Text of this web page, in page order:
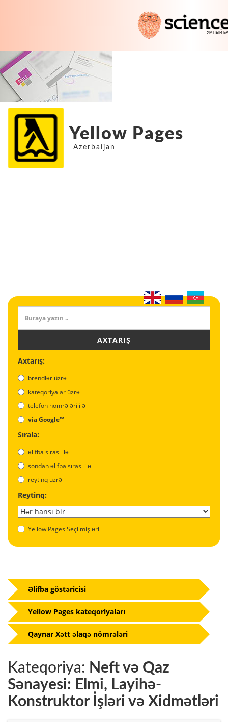
Yellow Pages
Azerbaijan
AXTARIŞ
Axtarış:
brendlər üzrə
kateqoriyalar üzrə
telefon nömrələri ilə
via Google™
Sırala:
əlifba sırası ilə
sondan əlifba sırası ilə
reytinq üzrə
Reytinq:
Yellow Pages Seçilmişləri
Kateqoriya: Neft və Qaz
Sənayesi: Elmi, Layihə-
Konstruktor İşləri və Xidmətləri
Əlifba göstəricisi
Yellow Pages kateqoriyaları
Qaynar Xətt əlaqə nömrələri